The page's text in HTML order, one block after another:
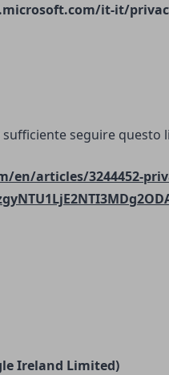
it-it/
seguire questo
articles/3244452-
Ireland Limited)